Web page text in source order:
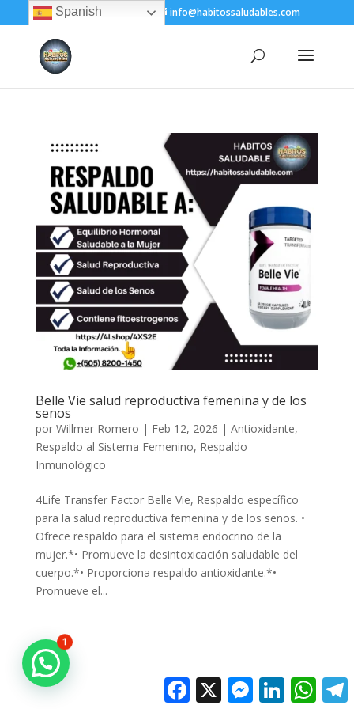
+(505) 8200-1450 info@habitossaludables.com
Belle Vie salud reproductiva femenina y de los
senos
por Willmer Romero | Feb 12, 2026 | Antioxidante,
Respaldo al Sistema Femenino, Respaldo
Inmunológico
4Life Transfer Factor Belle Vie, Respaldo específico
para la salud reproductiva femenina y de los senos. •
Ofrece respaldo para el sistema endocrino de la
mujer.*• Promueve la desintoxicación saludable del
cuerpo.*• Proporciona respaldo antioxidante.*•
Promueve el...
Facebook Messenger
LinkedIn
Spanish
1